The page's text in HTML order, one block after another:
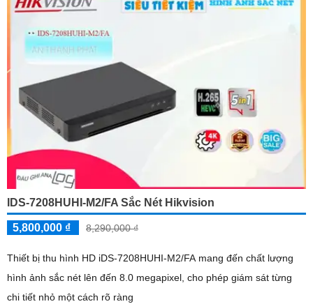
IDS-7208HUHI-M2/FA Sắc Nét Hikvision
5,800,000 ₫ 8,290,000 ₫
Thiết bị thu hình HD iDS-7208HUHI-M2/FA mang đến chất lượng
hình ảnh sắc nét lên đến 8.0 megapixel, cho phép giám sát từng
chi tiết nhỏ một cách rõ ràng